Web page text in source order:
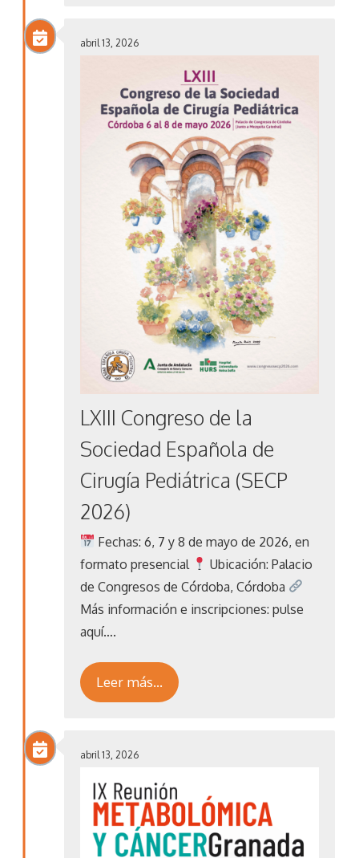
abril 13, 2026
LXIII Congreso de la
Sociedad Española de
Cirugía Pediátrica (SECP
2026)
Fechas: 6, 7 y 8 de mayo de 2026, en
formato presencial
Ubicación: Palacio
de Congresos de Córdoba, Córdoba
Más información e inscripciones: pulse
aquí….
Leer más…
abril 13, 2026